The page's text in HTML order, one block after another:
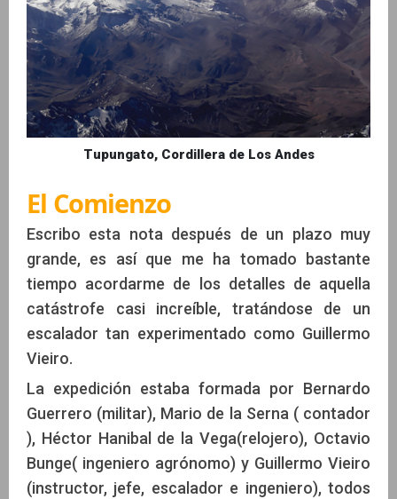
Tupungato, Cordillera de Los Andes
El Comienzo
Escribo esta nota después de un plazo muy
grande, es así que me ha tomado bastante
tiempo acordarme de los detalles de aquella
catástrofe casi increíble, tratándose de un
escalador tan experimentado como Guillermo
Vieiro.
La expedición estaba formada por Bernardo
Guerrero (militar), Mario de la Serna ( contador
), Héctor Hanibal de la Vega(relojero), Octavio
Bunge( ingeniero agrónomo) y Guillermo Vieiro
(instructor, jefe, escalador e ingeniero), todos